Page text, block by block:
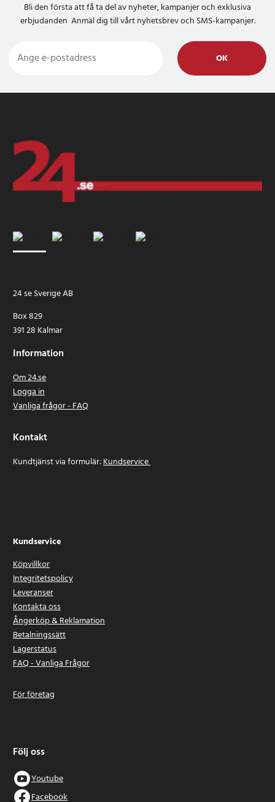
Bli den första att få ta del av nyheter, kampanjer och exklusiva
erbjudanden Anmäl dig till vårt nyhetsbrev och SMS-kampanjer.
OK
24 se Sverige AB
Box 829
391 28 Kalmar
Information
Om 24.se
Logga in
Vanliga frågor - FAQ
Kontakt
Kundtjänst via formulär:Kundservice
Kundservice
Köpvillkor
Integritetspolicy
Leveranser
Kontakta oss
Ångerköp & Reklamation
Betalningssätt
Lagerstatus
FAQ - Vanliga Frågor
För företag
Följ oss
Youtube
Facebook